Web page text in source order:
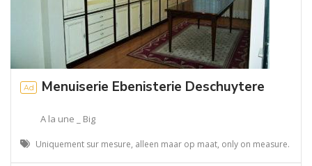
Ad Menuiserie Ebenisterie Deschuytere
A la une _ Big
Uniquement sur mesure, alleen maar op maat, only on measure.